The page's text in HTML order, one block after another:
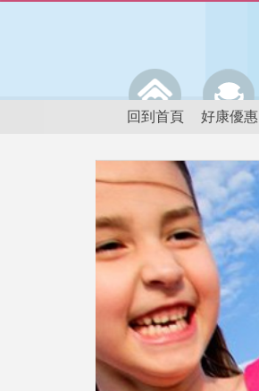
回到首頁 好康優惠